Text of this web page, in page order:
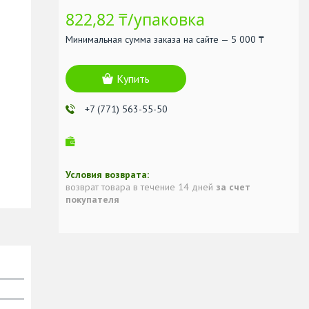
822,82 ₸/упаковка
Минимальная сумма заказа на сайте — 5 000 ₸
Купить
+7 (771) 563-55-50
возврат товара в течение 14 дней за счет
покупателя